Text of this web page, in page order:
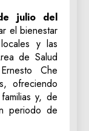
julio del
el bienestar
y las
de Salud
Che
ofreciendo
y, de
periodo de